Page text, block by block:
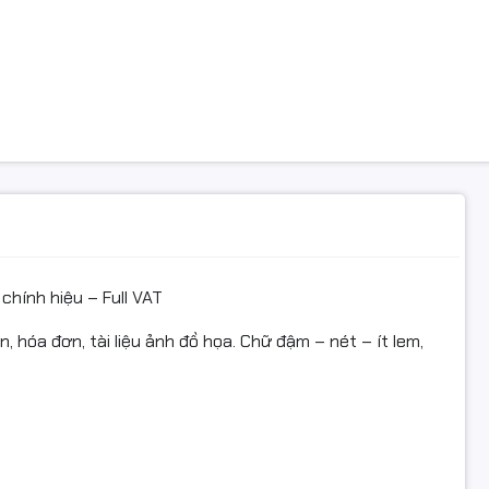
hiệu – Full VAT
hóa đơn, tài liệu ảnh đồ họa. Chữ đậm – nét – ít lem,
/ DCP-T720DW / MFC-T920DW